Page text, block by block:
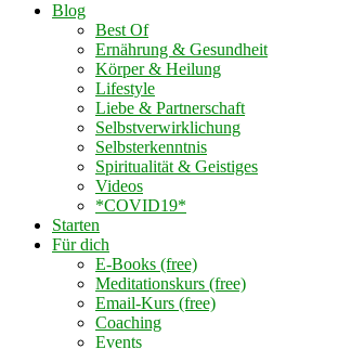
Blog
Best Of
Ernährung & Gesundheit
Körper & Heilung
Lifestyle
Liebe & Partnerschaft
Selbstverwirklichung
Selbsterkenntnis
Spiritualität & Geistiges
Videos
*COVID19*
Starten
Für dich
E-Books (free)
Meditationskurs (free)
Email-Kurs (free)
Coaching
Events